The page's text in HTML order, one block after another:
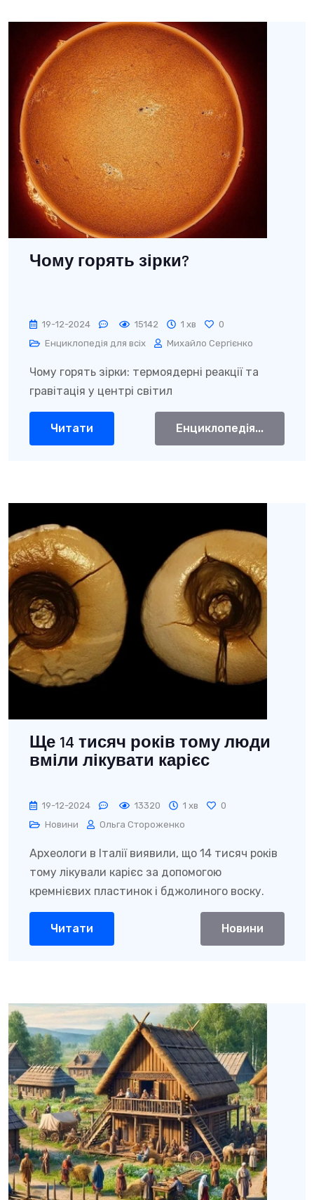
Чому горять зірки?
19-12-2024 15142 1 хв
0
Енциклопедія для всіх
Михайло Сергієнко
Чому горять зірки: термоядерні реакції та
гравітація у центрі світил
Читати Енциклопедія...
Ще 14 тисяч років тому люди
вміли лікувати карієс
19-12-2024 13320 1 хв
0
Новини
Ольга Стороженко
Археологи в Італії виявили, що 14 тисяч років
тому лікували карієс за допомогою
кремнієвих пластинок і бджолиного воску.
Читати Новини